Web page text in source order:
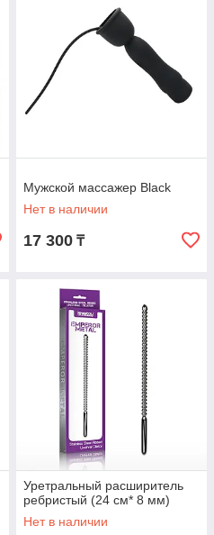
Мужской массажер Black
Нет в наличии
17 300 ₸
Уретральный расширитель
ребристый (24 см* 8 мм)
Нет в наличии